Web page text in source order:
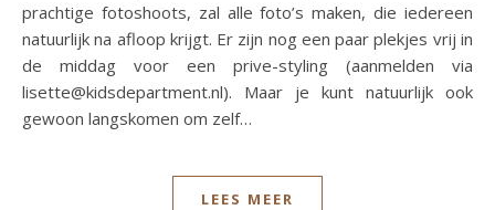
prachtige fotoshoots, zal alle foto’s maken, die iedereen
natuurlijk na afloop krijgt. Er zijn nog een paar plekjes vrij in
de middag voor een prive-styling (aanmelden via
lisette@kidsdepartment.nl). Maar je kunt natuurlijk ook
gewoon langskomen om zelf…
LEES MEER